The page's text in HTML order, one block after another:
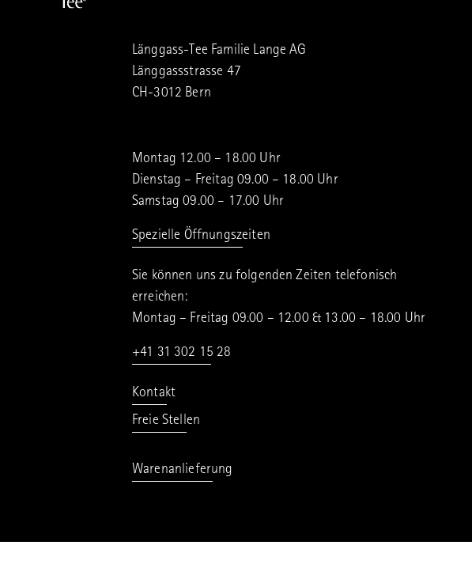
Länggass-Tee Familie Lange AG
Länggassstrasse 47
CH-3012 Bern
Montag 12.00 – 18.00 Uhr
Dienstag – Freitag 09.00 – 18.00 Uhr
Samstag 09.00 – 17.00 Uhr
Spezielle Öffnungszeiten
Sie können uns zu folgenden Zeiten telefonisch
erreichen:
Montag – Freitag 09.00 – 12.00 & 13.00 – 18.00 Uhr
+41 31 302 15 28
Kontakt
Freie Stellen
Warenanlieferung